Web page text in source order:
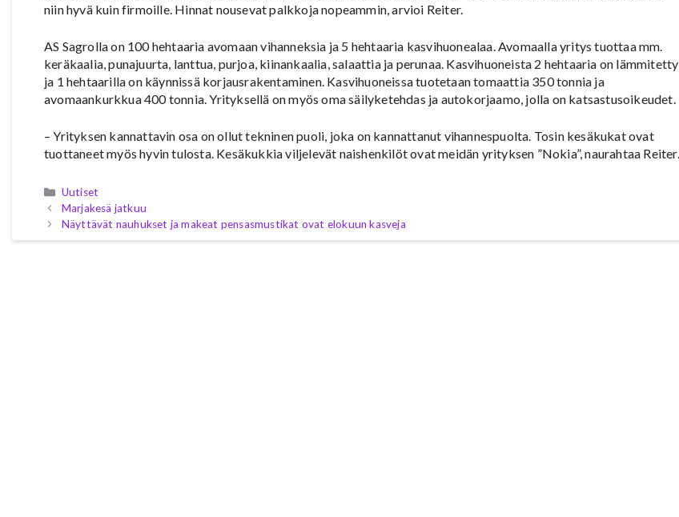
niin hyvä kuin firmoille. Hinnat nousevat palkkoja nopeammin, arvioi Reiter.
AS Sagrolla on 100 hehtaaria avomaan vihanneksia ja 5 hehtaaria kasvihuonealaa. Avomaalla yritys tuottaa mm.
keräkaalia, punajuurta, lanttua, purjoa, kiinankaalia, salaattia ja perunaa. Kasvihuoneista 2 hehtaaria on lämmitetty
ja 1 hehtaarilla on käynnissä korjausrakentaminen. Kasvihuoneissa tuotetaan tomaattia 350 tonnia ja
avomaankurkkua 400 tonnia. Yrityksellä on myös oma säilyketehdas ja autokorjaamo, jolla on katsastusoikeudet.
– Yrityksen kannattavin osa on ollut tekninen puoli, joka on kannattanut vihannespuolta. Tosin kesäkukat ovat
tuottaneet myös hyvin tulosta. Kesäkukkia viljelevät naishenkilöt ovat meidän yrityksen ”Nokia”, naurahtaa Reiter.
Kategoriat
Uutiset
Marjakesä jatkuu
Näyttävät nauhukset ja makeat pensasmustikat ovat elokuun kasveja